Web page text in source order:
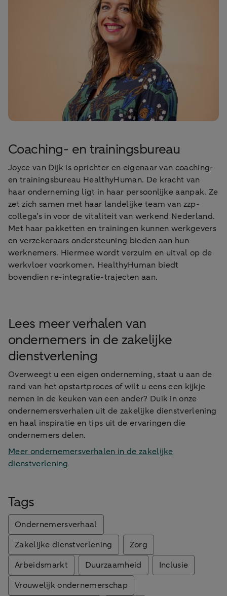
Coaching- en trainingsbureau
Joyce van Dijk is oprichter en eigenaar van coaching-
en trainingsbureau HealthyHuman. De kracht van
haar onderneming ligt in haar persoonlijke aanpak. Ze
zet zich samen met haar landelijke team van zzp-
collega’s in voor de vitaliteit van werkend Nederland.
Met haar pakketten en trainingen kunnen werkgevers
en verzekeraars ondersteuning bieden aan hun
werknemers. Hiermee wordt verzuim en uitval op de
werkvloer voorkomen. HealthyHuman biedt
bovendien re-integratie-trajecten aan.
Lees meer verhalen van
ondernemers in de zakelijke
dienstverlening
Overweegt u een eigen onderneming, staat u aan de
rand van het opstartproces of wilt u eens een kijkje
nemen in de keuken van een ander? Duik in onze
ondernemersverhalen uit de zakelijke dienstverlening
en haal inspiratie en tips uit de ervaringen die
ondernemers delen.
Meer ondernemersverhalen in de zakelijke
dienstverlening
Tags
Ondernemersverhaal
Zakelijke dienstverlening
Zorg
Arbeidsmarkt
Duurzaamheid
Inclusie
Vrouwelijk ondernemerschap